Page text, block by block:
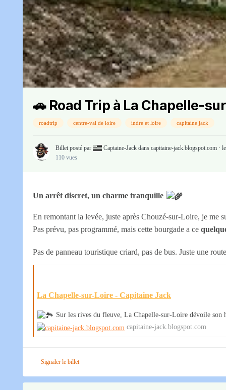
🚗 Road Trip à La Chapelle-
roadtrip centre-val de loire indre et loire capitaine jack
Billet posté par Captaine-Jack dans capitaine-jack.blogspot.com ·
110 vues
Un arrêt discret, un charme tranquille
En remontant la levée, juste après Chouzé-sur-Loire, je me
Pas prévu, pas programmé, mais cette bourgade a ce
Pas de panneau touristique criard, pas de bus. Juste une
La Chapelle-sur-Loire - Capitaine Jack
Sur les rives du fleuve, La Chapelle-sur-Loire dévoile son
capitaine-jack.blogspot.com
Signaler le billet